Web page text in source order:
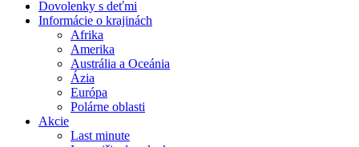
Dovolenky s deťmi
Informácie o krajinách
Afrika
Amerika
Austrália a Oceánia
Ázia
Európa
Polárne oblasti
Akcie
Last minute